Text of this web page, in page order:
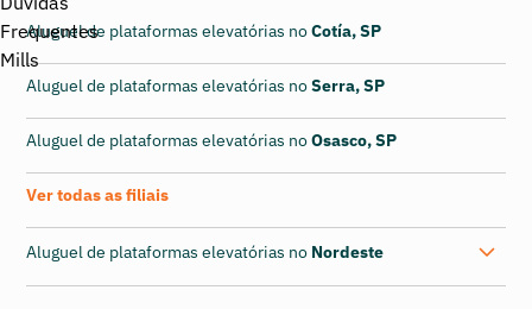
Aluguel de plataformas elevatórias noCotía, SP
Aluguel de plataformas elevatórias noSerra, SP
Aluguel de plataformas elevatórias noOsasco, SP
Ver todas as filiais
Aluguel de plataformas elevatórias no Nordeste